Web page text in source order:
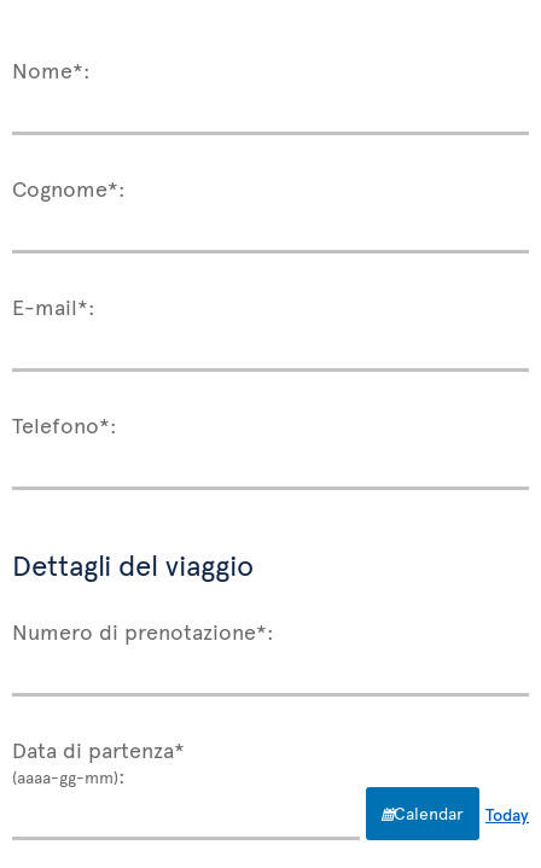
Nome*:
Cognome*:
E-mail*:
Telefono*:
Dettagli del viaggio
Numero di prenotazione*:
Data di partenza*
(aaaa-gg-mm):
Calendar Today